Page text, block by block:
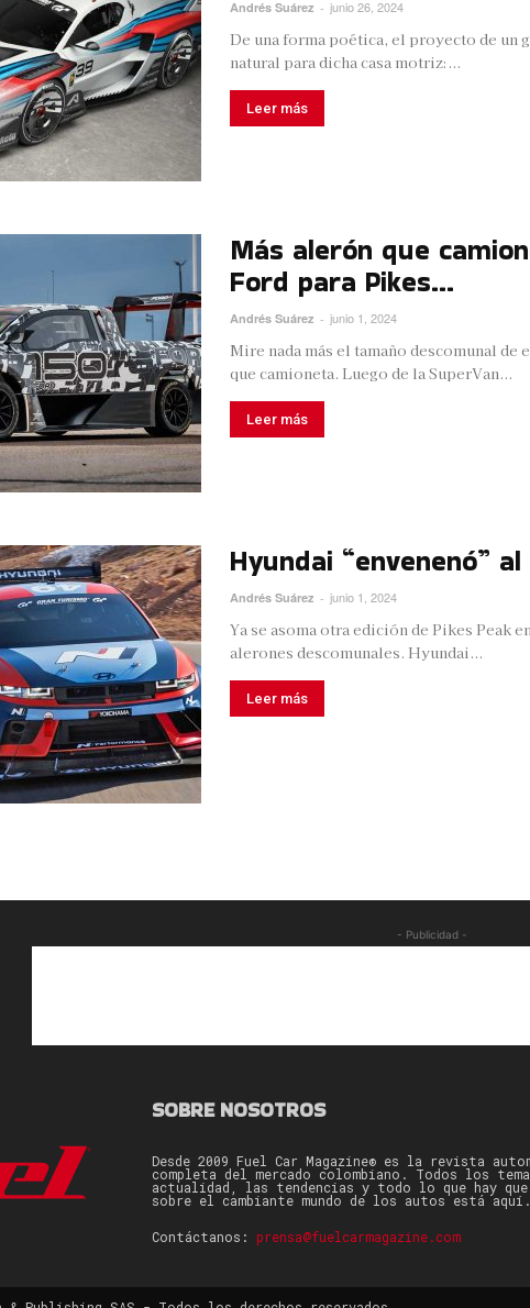
Andrés Suárez - junio 26, 2024
De una forma poética, el proyecto de un
natural para dicha casa motriz:...
Leer más
Más alerón que
Ford para Pikes...
Andrés Suárez - junio 1, 2024
Mire nada más el tamaño descomunal
que camioneta. Luego de la SuperVan...
Leer más
Hyundai “envenenó”
Andrés Suárez - junio 1, 2024
Ya se asoma otra edición de Pikes Peak
alerones descomunales. Hyundai...
Leer más
- Publicidad -
SOBRE NOSOTROS
Desde 2009 Fuel Car Magazine® es la revista
completa del mercado colombiano. Todos los
actualidad, las tendencias y todo lo que hay que
sobre el cambiante mundo de los autos está aquí.
Contáctanos: prensa@fuelcarmagazine.com